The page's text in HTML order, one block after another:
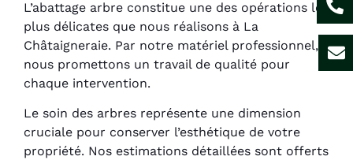
L’abattage arbre constitue une des opérations les
plus délicates que nous réalisons à La
Châtaigneraie. Par notre matériel professionnel,
nous promettons un travail de qualité pour
chaque intervention.
Le soin des arbres représente une dimension
cruciale pour conserver l’esthétique de votre
propriété. Nos estimations détaillées sont offerts